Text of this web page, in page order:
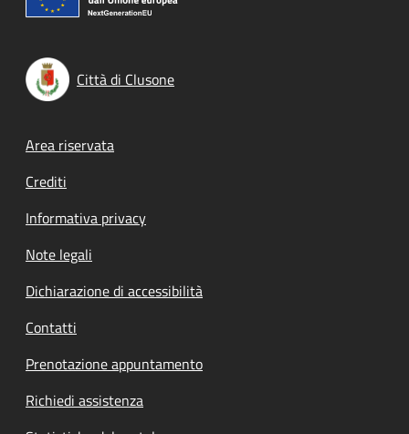
Città di Clusone
Footer menu
Area riservata
Crediti
Informativa privacy
Note legali
Dichiarazione di accessibilità
Contatti
Prenotazione appuntamento
Richiedi assistenza